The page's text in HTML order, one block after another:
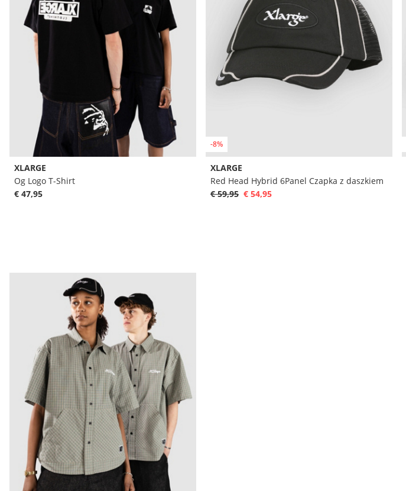
XLARGE
Og Logo T-Shirt
€ 47,95
-8%
XLARGE
Red Head Hybrid 6Panel Czapka z daszkiem
€ 59,95 € 54,95